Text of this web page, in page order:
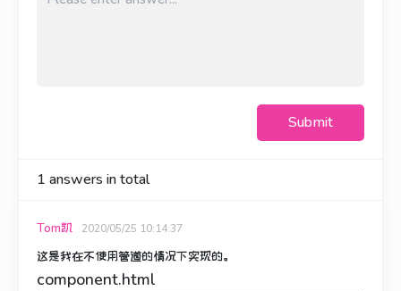
Submit
1 answers in total
Tom凯 2020/05/25 10:14:37
这是我在不使用管道的情况下实现的。
component.html